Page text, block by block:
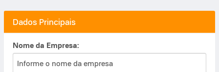
Dados Principais
Nome da Empresa: